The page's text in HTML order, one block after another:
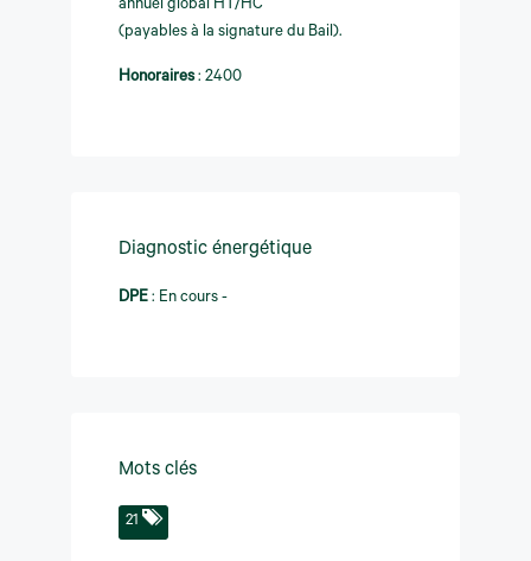
annuel global HT/HC
(payables à la signature du Bail).
Honoraires : 2400
Diagnostic énergétique
DPE : En cours -
Mots clés
21